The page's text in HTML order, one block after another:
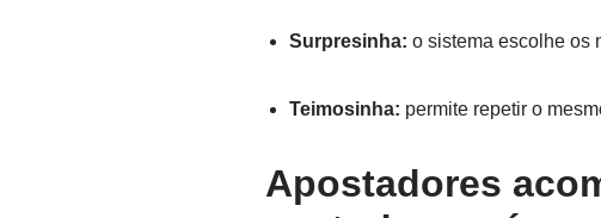
Surpresinha: o sistema escolhe os
Teimosinha: permite repetir o
Apostadores